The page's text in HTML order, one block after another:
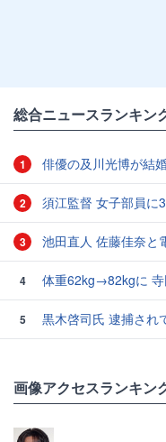
総合ニュースランキン
1 俳優の及川光博が結
2 須江監督 女子部員に
3 池田直人 佐藤佳奈と
4 体重62kg→82kgに
5
黒木啓司氏 逮捕され
画像アクセスランキン